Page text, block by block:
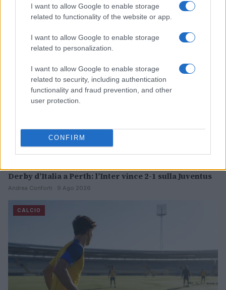
I want to allow Google to enable storage
related to functionality of the website or app.
I want to allow Google to enable storage
related to personalization.
I want to allow Google to enable storage
related to security, including authentication
functionality and fraud prevention, and other
user protection.
CONFIRM
Continua a leggere
CALCIO
Derby d’Italia a Perth: l’Inter vince 2-1 sulla Juventus
Andrea Conforti · 9 Ago 2026
CALCIO